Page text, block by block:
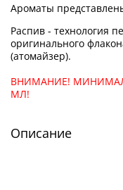
Ароматы
Распив - технология
оригинального
(атомайзер).
ВНИМАНИЕ!
МЛ!
Описание